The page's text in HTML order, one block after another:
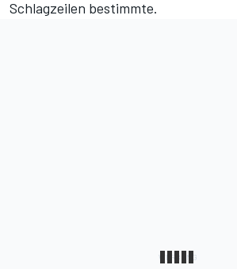
Schlagzeilen bestimmte.